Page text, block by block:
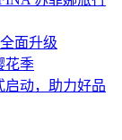
面升级
花季
启动，助力好品